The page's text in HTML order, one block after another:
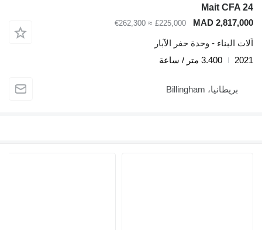
Mait CFA 24
MAD 2,817,000
£225,000
≈ €262,300
آلات البناء - وحدة حفر الآبار
2021
3.400 متر / ساعة
بريطانيا، Billingham